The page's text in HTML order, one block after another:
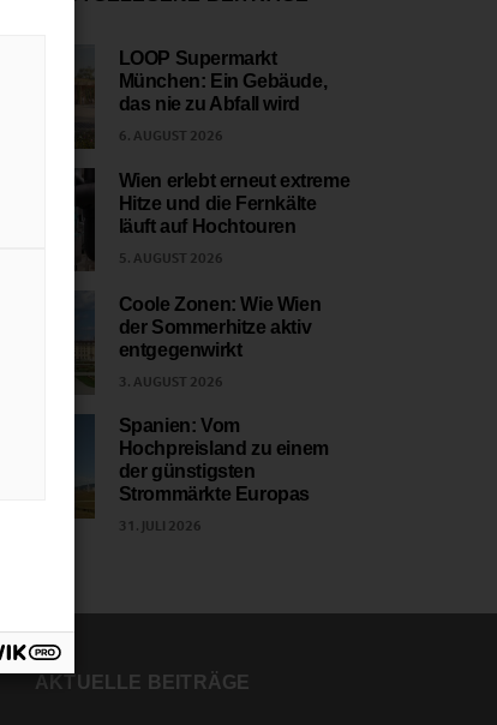
LOOP Supermarkt
München: Ein Gebäude,
das nie zu Abfall wird
6. AUGUST 2026
Wien erlebt erneut extreme
Hitze und die Fernkälte
läuft auf Hochtouren
5. AUGUST 2026
Coole Zonen: Wie Wien
der Sommerhitze aktiv
entgegenwirkt
3. AUGUST 2026
Spanien: Vom
Hochpreisland zu einem
der günstigsten
Strommärkte Europas
31. JULI 2026
AKTUELLE BEITRÄGE